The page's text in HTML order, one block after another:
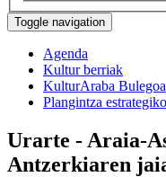
Toggle navigation
Agenda
Kultur berriak
KulturAraba Bulegoa
Plangintza
Urarte - Araia-
Antzerkiaren